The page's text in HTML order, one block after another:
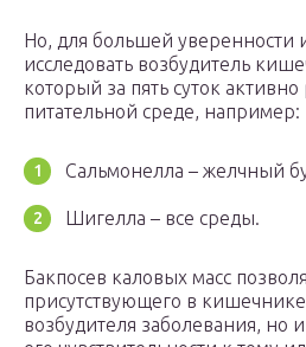
Но, для большей уверенности
исследовать возбудитель
который за пять суток активно
питательной среде, например:
Сальмонелла – желчный
Шигелла – все среды.
Бакпосев каловых масс
присутствующего в
возбудителя заболевания, но